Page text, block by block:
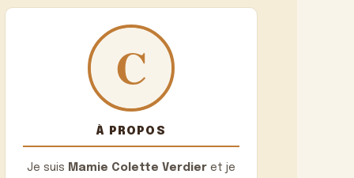
À PROPOS
Je suis Mamie Colette Verdier et je